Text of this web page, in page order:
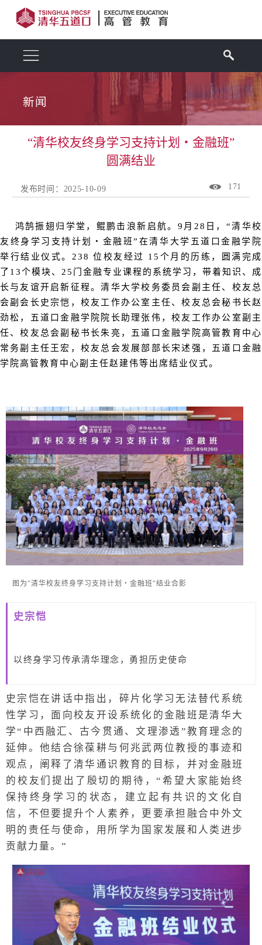
新闻
“清华校友终身学习支持计划・金融班”
圆满结业
发布时间：2025-10-09 171
鸿鹄振翅归学堂，鲲鹏击浪新启航。9月28日，“清华校
友终身学习支持计划・金融班”在清华大学五道口金融学院
举行结业仪式。238 位校友经过 15个月的历练，圆满完成
了13个模块、25门金融专业课程的系统学习，带着知识、成
长与友谊开启新征程。清华大学校务委员会副主任、校友总
会副会长史宗恺，校友工作办公室主任、校友总会秘书长赵
劲松，五道口金融学院院长助理张伟，校友工作办公室副主
任、校友总会副秘书长朱亮，五道口金融学院高管教育中心
常务副主任王宏，校友总会发展部部长宋述强，五道口金融
学院高管教育中心副主任赵建伟等出席结业仪式。
图为"清华校友终身学习支持计划・金融班"结业合影
史宗恺
以终身学习传承清华理念，勇担历史使命
史宗恺在讲话中指出，碎片化学习无法替代系统
性学习，面向校友开设系统化的金融班是清华大
学“中西融汇、古今贯通、文理渗透”教育理念的
延伸。他结合徐葆耕与何兆武两位教授的事迹和
观点，阐释了清华通识教育的目标，并对金融班
的校友们提出了殷切的期待，“希望大家能始终
保持终身学习的状态，建立起有共识的文化自
信，不但要提升个人素养，更要承担融合中外文
明的责任与使命，用所学为国家发展和人类进步
贡献力量。”